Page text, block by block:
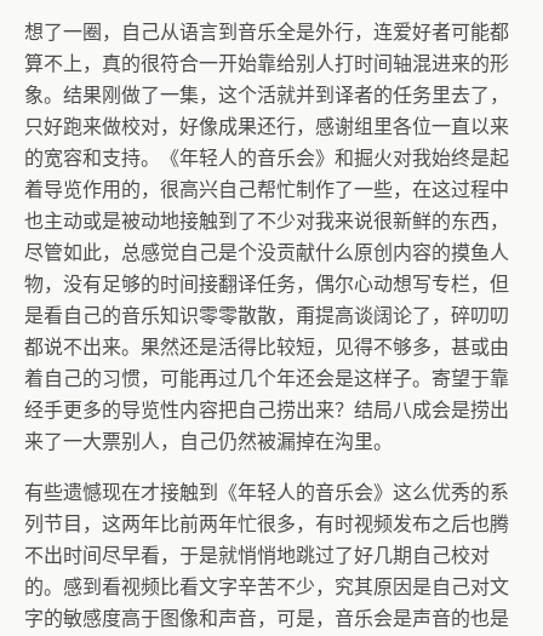
想了一圈，自己从语言到音乐全是外行，连爱好者可能都
算不上，真的很符合一开始靠给别人打时间轴混进来的形
象。结果刚做了一集，这个活就并到译者的任务里去了，
只好跑来做校对，好像成果还行，感谢组里各位一直以来
的宽容和支持。《年轻人的音乐会》和掘火对我始终是起
着导览作用的，很高兴自己帮忙制作了一些，在这过程中
也主动或是被动地接触到了不少对我来说很新鲜的东西，
尽管如此，总感觉自己是个没贡献什么原创内容的摸鱼人
物，没有足够的时间接翻译任务，偶尔心动想写专栏，但
是看自己的音乐知识零零散散，甭提高谈阔论了，碎叨叨
都说不出来。果然还是活得比较短，见得不够多，甚或由
着自己的习惯，可能再过几个年还会是这样子。寄望于靠
经手更多的导览性内容把自己捞出来？结局八成会是捞出
来了一大票别人，自己仍然被漏掉在沟里。
有些遗憾现在才接触到《年轻人的音乐会》这么优秀的系
列节目，这两年比前两年忙很多，有时视频发布之后也腾
不出时间尽早看，于是就悄悄地跳过了好几期自己校对
的。感到看视频比看文字辛苦不少，究其原因是自己对文
字的敏感度高于图像和声音，可是，音乐会是声音的也是